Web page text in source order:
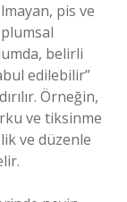
pis ve
belirli
edilebilir”
Örneğin,
ve tiksinme
ve düzenle